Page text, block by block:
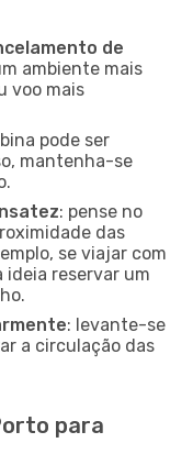
de
ambiente mais
voo mais
pode ser
mantenha-se
: pense no
das
se viajar com
ideia reservar um
: levante-se
a circulação das
para